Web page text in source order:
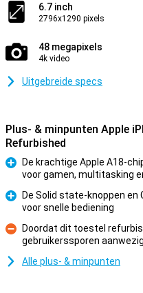
6.7 inch
2796x1290 pixels
48 megapixels
4k video
Uitgebreide specs
Plus- & minpunten Apple
Refurbished
Pluspunt
De krachtige Apple A18-
voor gamen, multitasking
Pluspunt
De Solid state-knoppen en
voor snelle bediening
Minpunt
Doordat dit toestel
gebruikerssporen
Alle plus- & minpunten